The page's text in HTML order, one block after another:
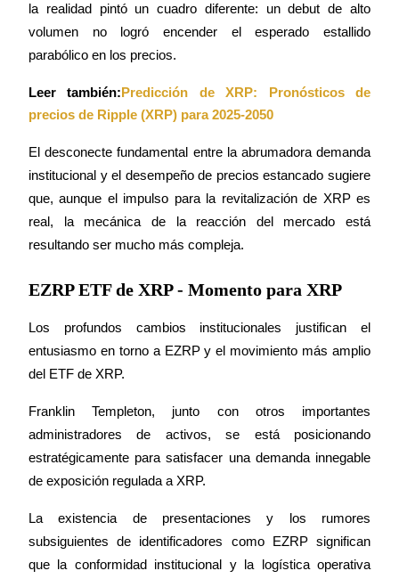
Información
Estrategias comerciales
Aprenda cómo mantenerse rentable
la realidad pintó un cuadro diferente: un debut de alto
volumen no logró encender el esperado estallido
parabólico en los precios.
Leer también:Predicción de XRP: Pronósticos de
precios de Ripple (XRP) para 2025-2050
El desconecte fundamental entre la abrumadora demanda
institucional y el desempeño de precios estancado sugiere
que, aunque el impulso para la revitalización de XRP es
real, la mecánica de la reacción del mercado está
resultando ser mucho más compleja.
EZRP ETF de XRP - Momento para XRP
Los profundos cambios institucionales justifican el
entusiasmo en torno a EZRP y el movimiento más amplio
del ETF de XRP.
Franklin Templeton, junto con otros importantes
administradores de activos, se está posicionando
estratégicamente para satisfacer una demanda innegable
de exposición regulada a XRP.
La existencia de presentaciones y los rumores
subsiguientes de identificadores como EZRP significan
que la conformidad institucional y la logística operativa